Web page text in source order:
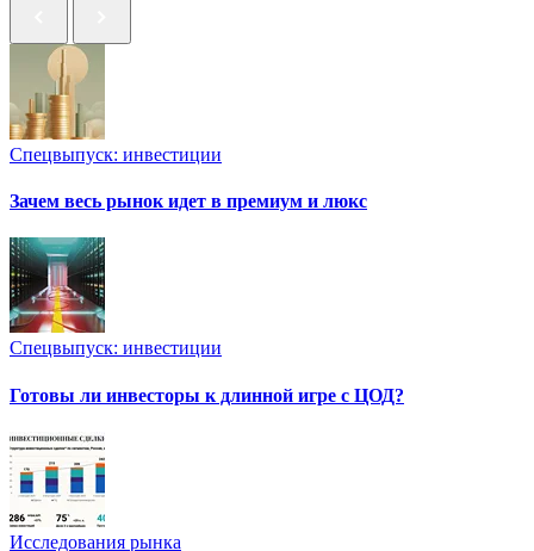
Спецвыпуск: инвестиции
Зачем весь рынок идет в премиум и люкс
Спецвыпуск: инвестиции
Готовы ли инвесторы к длинной игре с ЦОД?
Исследования рынка